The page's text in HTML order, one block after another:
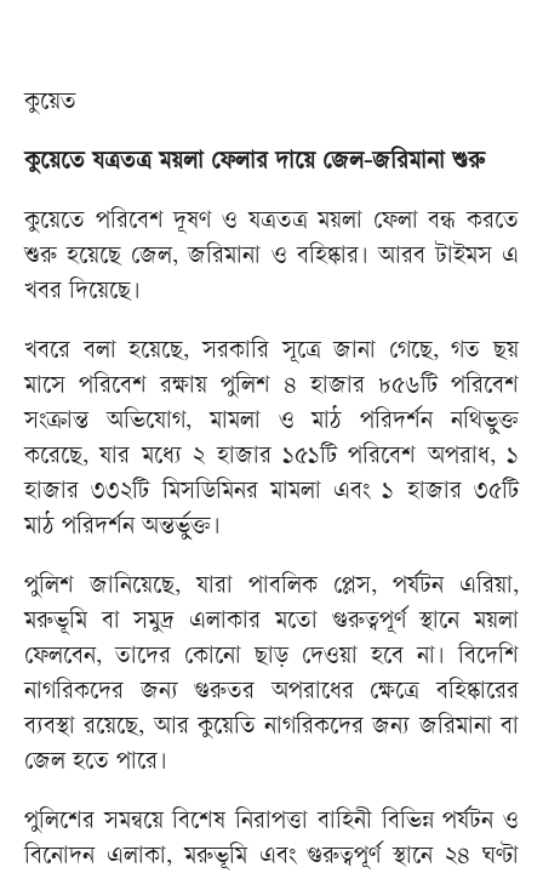
কুয়েত
কুয়েতে যত্রতত্র ময়লা ফেলার দায়ে জেল-জরিমানা শুরু
কুয়েতে পরিবেশ দূষণ ও যত্রতত্র ময়লা ফেলা বন্ধ করতে
শুরু হয়েছে জেল, জরিমানা ও বহিষ্কার। আরব টাইমস এ
খবর দিয়েছে।
খবরে বলা হয়েছে, সরকারি সূত্রে জানা গেছে, গত ছয়
মাসে পরিবেশ রক্ষায় পুলিশ ৪ হাজার ৮৫৬টি পরিবেশ
সংক্রান্ত অভিযোগ, মামলা ও মাঠ পরিদর্শন নথিভুক্ত
করেছে, যার মধ্যে ২ হাজার ১৫১টি পরিবেশ অপরাধ, ১
হাজার ৩৩২টি মিসডিমিনর মামলা এবং ১ হাজার ৩৫টি
মাঠ পরিদর্শন অন্তর্ভুক্ত।
পুলিশ জানিয়েছে, যারা পাবলিক প্লেস, পর্যটন এরিয়া,
মরুভূমি বা সমুদ্র এলাকার মতো গুরুত্বপূর্ণ স্থানে ময়লা
ফেলবেন, তাদের কোনো ছাড় দেওয়া হবে না। বিদেশি
নাগরিকদের জন্য গুরুতর অপরাধের ক্ষেত্রে বহিষ্কারের
ব্যবস্থা রয়েছে, আর কুয়েতি নাগরিকদের জন্য জরিমানা বা
জেল হতে পারে।
পুলিশের সমন্বয়ে বিশেষ নিরাপত্তা বাহিনী বিভিন্ন পর্যটন ও
বিনোদন এলাকা, মরুভূমি এবং গুরুত্বপূর্ণ স্থানে ২৪ ঘণ্টা